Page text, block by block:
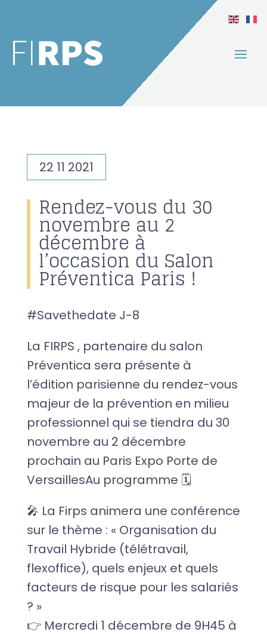
22 11 2021
Rendez-vous du 30
novembre au 2
décembre à
l’occasion du Salon
Préventica Paris !
#Savethedate J-8
La FIRPS , partenaire du salon
Préventica sera présente à
l’édition parisienne du rendez-vous
majeur de la prévention en milieu
professionnel qui se tiendra du 30
novembre au 2 décembre
prochain au Paris Expo Porte de
VersaillesAu programme 🗓
🎤 La Firps animera une conférence
sur le thème : « Organisation du
Travail Hybride (télétravail,
flexoffice), quels enjeux et quels
facteurs de risque pour les salariés
? »
👉 Mercredi 1 décembre de 9H45 à